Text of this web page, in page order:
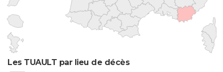
Les TUAULT par lieu de décès